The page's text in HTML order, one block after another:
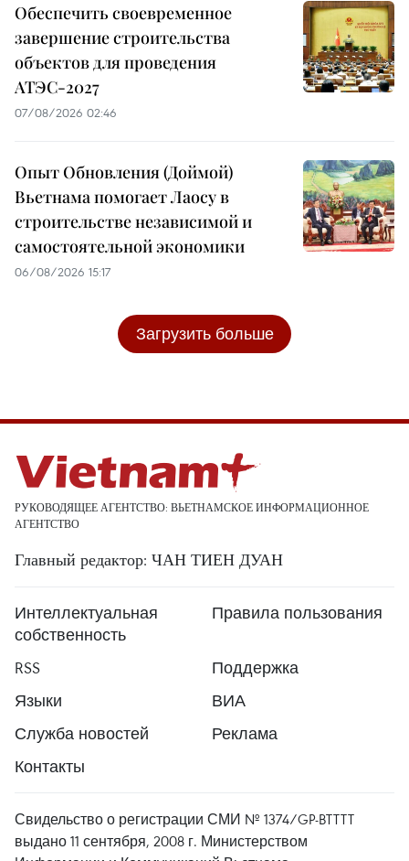
Обеспечить своевременное
завершение строительства
объектов для проведения
АТЭС-2027
07/08/2026 02:46
Опыт Обновления (Доймой)
Вьетнама помогает Лаосу в
строительстве независимой и
самостоятельной экономики
06/08/2026 15:17
Загрузить больше
РУКОВОДЯЩЕЕ АГЕНТСТВО: ВЬЕТНАМСКОЕ ИНФОРМАЦИОННОЕ
АГЕНТСТВО
Главный редактор: ЧАН ТИЕН ДУАН
Интеллектуальная
собственность
Правила пользования
RSS
Поддержка
Языки
ВИА
Служба новостей
Реклама
Контакты
Свидельство о регистрации СМИ № 1374/GP-BTTTT
выдано 11 сентября, 2008 г. Министерством